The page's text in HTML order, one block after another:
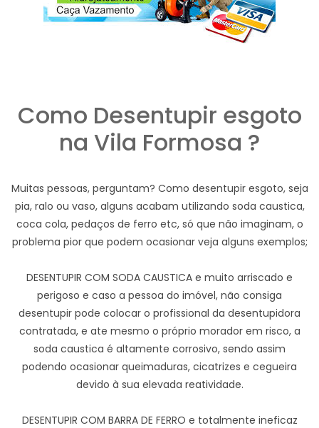
Como Desentupir esgoto
na Vila Formosa ?
Muitas pessoas, perguntam? Como desentupir esgoto, seja
pia, ralo ou vaso, alguns acabam utilizando soda caustica,
coca cola, pedaços de ferro etc, só que não imaginam, o
problema pior que podem ocasionar veja alguns exemplos;
DESENTUPIR COM SODA CAUSTICA e muito arriscado e
perigoso e caso a pessoa do imóvel, não consiga
desentupir pode colocar o profissional da desentupidora
contratada, e ate mesmo o próprio morador em risco, a
soda caustica é altamente corrosivo, sendo assim
podendo ocasionar queimaduras, cicatrizes e cegueira
devido à sua elevada reatividade.
DESENTUPIR COM BARRA DE FERRO e totalmente ineficaz